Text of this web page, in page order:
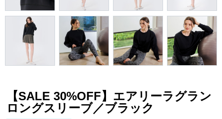
【SALE 30%OFF】エアリーラグラン
ロングスリーブ／ブラック